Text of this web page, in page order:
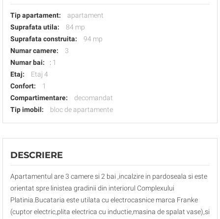
Tip apartament:
apartament
Suprafata utila:
84 mp
Suprafata construita:
94 mp
Numar camere:
3
Numar bai:
: 1
Etaj:
Etaj 4
Confort:
1
Compartimentare:
decomandat
Tip imobil:
bloc de apartamente
DESCRIERE
Apartamentul are 3 camere si 2 bai ,incalzire in pardoseala si este
orientat spre linistea gradinii din interiorul Complexului
Platinia.Bucataria este utilata cu electrocasnice marca Franke
(cuptor electric,plita electrica cu inductie,masina de spalat vase),si